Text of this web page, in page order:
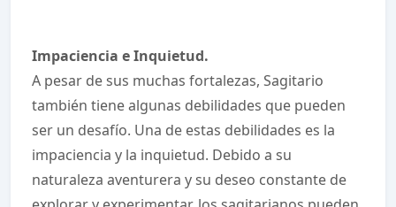
Impaciencia e Inquietud.
A pesar de sus muchas fortalezas, Sagitario
también tiene algunas debilidades que pueden
ser un desafío. Una de estas debilidades es la
impaciencia y la inquietud. Debido a su
naturaleza aventurera y su deseo constante de